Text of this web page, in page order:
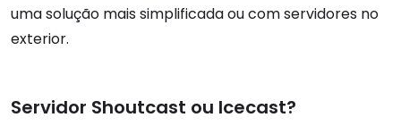
uma solução mais simplificada ou com servidores no
exterior.
Servidor Shoutcast ou Icecast?